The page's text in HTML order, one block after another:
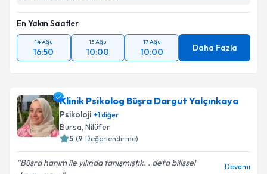
En Yakın Saatler
14 Ağu
16:50
15 Ağu
10:00
17 Ağu
10:00 Daha Fazla
Klinik Psikolog Büşra Dargut Yalçınkaya
Psikoloji +1diğer
Bursa, Nilüfer
5 (9 Değerlendirme)
Büşra hanım ile yılında tanışmıştık. . defa bilişsel
Devamı